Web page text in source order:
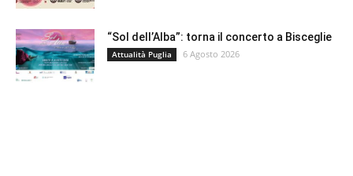
“Sol dell’Alba”: torna il concerto a Bisceglie
Attualità Puglia 6 Agosto 2026